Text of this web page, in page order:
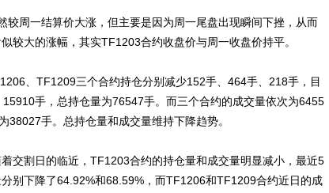
周一结算价大涨，但主要是因为周一尾盘出现瞬间下挫，从而
较大的涨幅，其实TF1203合约收盘价与周一收盘价持平。
、TF1209三个合约持仓分别减少152手、464手、218手，目
手，总持仓量为76547手。而三个合约的成交量依次为6455
手。总持仓量和成交量维持下降趋势。
割日的临近，TF1203合约的持仓量和成交量明显减小，最近5
别下降了64.92%和68.59%，而TF1206和TF1209合约近日的成